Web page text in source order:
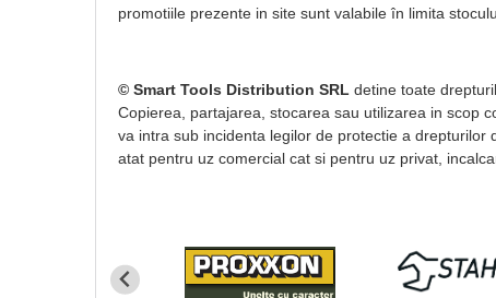
promotiile prezente in site sunt valabile în limita
© Smart Tools Distribution SRL detine toate
Copierea, partajarea, stocarea sau utilizarea in scop
va intra sub incidenta legilor de protectie a
atat pentru uz comercial cat si pentru uz privat,